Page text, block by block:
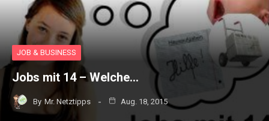
JOB & BUSINESS
Jobs mit 14 – Welche…
By Mr. Netztipps Aug. 18, 2015